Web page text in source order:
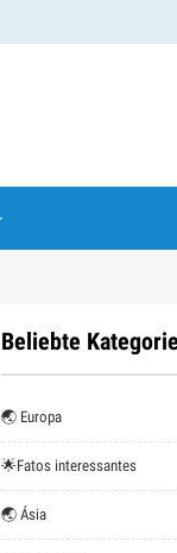
Beliebte
🌏 Europa
🌟Fatos interessantes
🌏 Ásia